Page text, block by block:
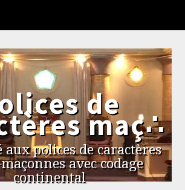
de
maç∴
aux polices de caractères
avec codage
continental